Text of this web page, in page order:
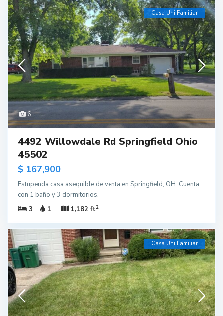
6
Casa Uni Familiar
4492 Willowdale Rd Springfield Ohio
45502
$ 167,900
Estupenda casa asequible de venta en Springfield, OH. Cuenta
con 1 baño y 3 dormitorios.
3
1 1,182 ft2
Casa Uni Familiar